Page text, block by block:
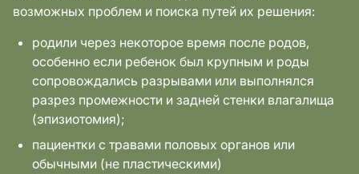
возможных проблем и поиска путей их решения:
родили через некоторое время после родов,
особенно если ребенок был крупным и роды
сопровождались разрывами или выполнялся
разрез промежности и задней стенки влагалища
(эпизиотомия);
пациентки с травами половых органов или
обычными (не пластическими)